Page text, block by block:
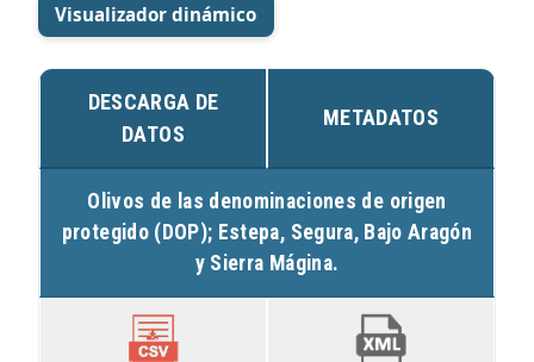
Visualizador dinámico
DESCARGA DE
DATOS
METADATOS
Olivos de las denominaciones de origen
protegido (DOP); Estepa, Segura, Bajo Aragón
y Sierra Mágina.